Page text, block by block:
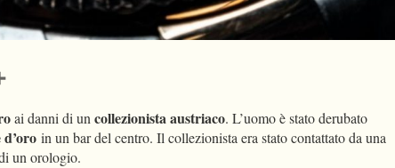
ai danni di uncollezionista austriaco. L’uomo è stato derubato
in un bar del centro. Il collezionista era stato contattato da una
un orologio.